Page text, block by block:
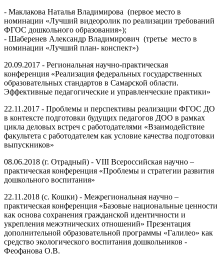
- Маклакова Наталья Владимирова (первое место в
номинации «Лучший видеоролик по реализации требований
ФГОС дошкольного образования»);
- Шаберенев Александр Владимирович (третье место в
номинации «Лучший план- конспект»)
20.09.2017 - Региональная научно-практическая
конференция «Реализация федеральных государственных
образовательных стандартов в Самарской области.
Эффективные педагогические и управленческие практики»
22.11.2017 - Проблемы и перспективы реализации ФГОС ДО
в контексте подготовки будущих педагогов ДОО в рамках
цикла деловых встреч с работодателями «Взаимодействие
факультета с работодателем как условие качества подготовки
выпускников»
08.06.2018 (г. Отрадный) - VIII Всероссийская научно –
практическая конференция «Проблемы и стратегии развития
дошкольного воспитания»
22.11.2018 (с. Кошки) - Межрегиональная научно –
практическая конференция «Базовые национальные ценности
как основа сохранения гражданской идентичности и
укрепления межэтнических отношений» Презентация
дополнительной образовательной программы «Галилео» как
средство экологического воспитания дошкольников -
Феофанова О.В.